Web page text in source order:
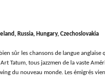
Russia, Hungary, Czechoslovakia
sûr les chansons de langue anglaise
Tatum, tous jazzmen de la vaste
du nouveau monde. Les émigrés